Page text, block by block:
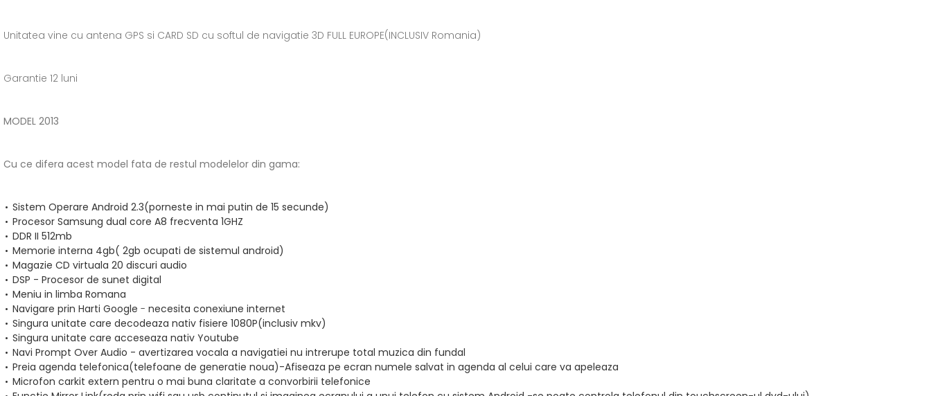
Unitatea vine cu antena GPS si CARD SD cu softul de navigatie 3D FULL EUROPE(INCLUSIV Romania)
Garantie 12 luni
MODEL 2013
Cu ce difera acest model fata de restul modelelor din gama:
Sistem Operare Android 2.3(porneste in mai putin de 15 secunde)
Procesor Samsung dual core A8 frecventa 1GHZ
DDR II 512mb
Memorie interna 4gb( 2gb ocupati de sistemul android)
Magazie CD virtuala 20 discuri audio
DSP - Procesor de sunet digital
Meniu in limba Romana
Navigare prin Harti Google - necesita conexiune internet
Singura unitate care decodeaza nativ fisiere 1080P(inclusiv mkv)
Singura unitate care acceseaza nativ Youtube
Navi Prompt Over Audio - avertizarea vocala a navigatiei nu intrerupe total muzica din fundal
Preia agenda telefonica(telefoane de generatie noua)-Afiseaza pe ecran numele salvat in agenda al celui care va apeleaza
Microfon carkit extern pentru o mai buna claritate a convorbirii telefonice